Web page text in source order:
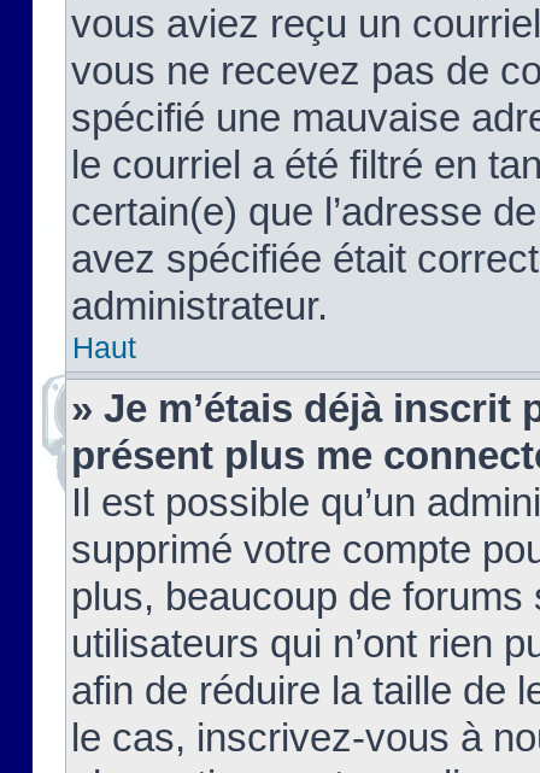
vous aviez reçu un
vous ne recevez pas de
spécifié une mauvaise
le courriel a été filtré en
certain(e) que l’adresse
avez spécifiée était
administrateur.
Haut
» Je m’étais déjà inscrit
présent plus me
Il est possible qu’un
supprimé votre compte
plus, beaucoup de
utilisateurs qui n’ont rien
afin de réduire la taille de
le cas, inscrivez-vous à